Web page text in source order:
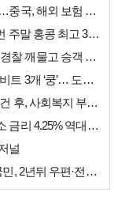
[홍콩금융] "홍콩 보험 과세 폭탄"…중국, 해외 보험 수익에 20% 세…
[홍콩날씨] 태풍 ‘돌핀’ 영향… 이번 주말 홍콩 최고 36도 폭염 비상
[홍콩뉴스] 싱가포르 창이공항서 경찰 깨물고 승객 폭행한 홍콩 모자, 결…
[홍콩사고] 퉁충서 3톤 짜리 드릴 비트 3개 ‘쿵’… 도로 파손·교통 …
[홍콩사건] 5세 아동 학대 사망 사건 후, 사회복지 부서에 내부 검토 …
[홍콩뉴스] "어르신 모십니다" 최소 금리 4.25% 역대급 혜택, 홍콩…
널
투표하러 '왕복 1천600km' 재외국민, 2년뒤 우편·전자투표 할까